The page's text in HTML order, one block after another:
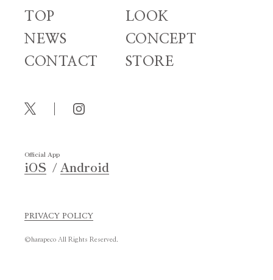
TOP
LOOK
NEWS
CONCEPT
CONTACT
STORE
Official App
iOS Android
PRIVACY POLICY
©harapeco All Rights Reserved.